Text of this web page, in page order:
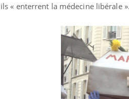
ils « enterrent la médecine libérale ».
Chikungunya, dengue,
West Nile : que se passe-
t-il dans le sud de la